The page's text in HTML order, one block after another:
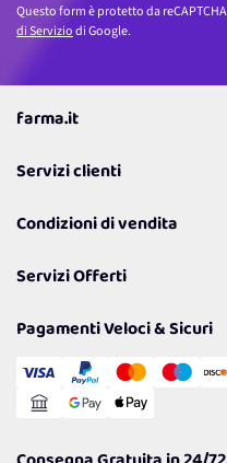
Questo form è protetto da
di Serviziodi Google.
farma.it
Coupon
Lavora con noi
Politiche per la parità di genere
Servizi clienti
Richiamami
Resi
Condizioni di vendita
Spedizioni
Cookie Policy
Gestisci Cookie
Servizi Offerti
Reso Facile e Veloce
Pagamenti Veloci & Sicuri